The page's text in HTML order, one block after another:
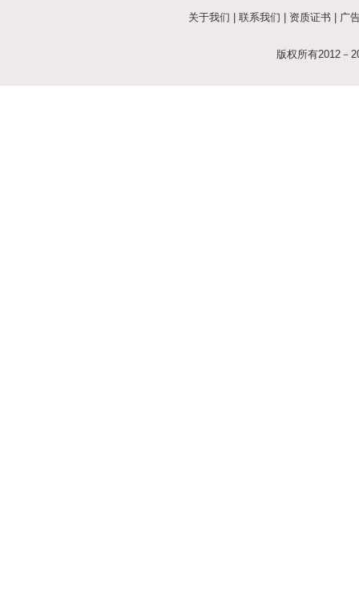
关于我们 联系我们 资质证书 广
版权所有2012－